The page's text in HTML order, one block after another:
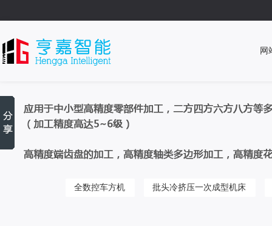
网
全数控车方机 批头冷挤压一次成型机床